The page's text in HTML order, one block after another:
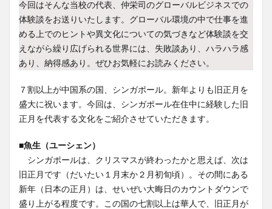
今回はそんな当校の代表、仲栄司のグローバルビジネスでの
体験談をお送りいたします。グローバル環境の中で仕事を進
める上でのヒントや異文化についての気づきなど体験談を交
えながら繰り広げられる世界には、失敗談あり、ハラハラ感
あり、納得感あり。ぜひお気軽にお読みください。
７割以上が中国系の国、シンガポール。新年よりも旧正月を
盛大に祝います。今回は、シンガポール在住中に経験した旧
正月を代表する文化をご紹介させていただきます。
■魚生（ユーシェン）
シンガポールは、クリスマスが終わったかと思えば、次は
旧正月です（だいたい１月末か２月初旬頃）。その間にある
新年（日本の正月）は、せいぜい大晦日のカウントダウンで
盛り上がる程度です。この国の七割以上は華人で、旧正月が